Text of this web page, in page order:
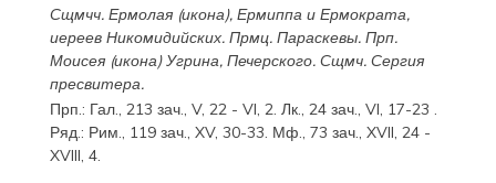
Сщмчч. Ермолая(икона), Ермиппаи Ермократа,
иереев Никомидийских. Прмц. Параскевы. Прп.
Моисея(икона) Угрина, Печерского. Сщмч. Сергия
пресвитера.
Прп.: Гал., 213 зач., V, 22 - VI, 2. Лк., 24 зач., VI, 17-23 .
Ряд.: Рим., 119 зач., XV, 30-33. Мф., 73 зач., XVII, 24 -
XVIII, 4.